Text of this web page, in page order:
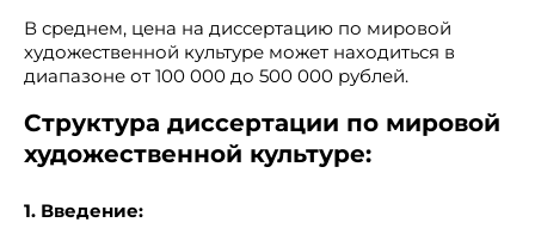
В среднем, цена на диссертацию по мировой
художественной культуре может находиться в
диапазоне от 100 000 до 500 000 рублей.
Структура диссертации по мировой
художественной культуре:
1. Введение: